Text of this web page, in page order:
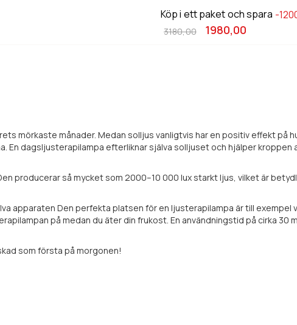
Köp i ett paket och spara -
1980,00
3180,00
mörkaste månader. Medan solljus vanligtvis har en positiv effekt på
dagsljusterapilampa efterliknar själva solljuset och hjälper kroppen
producerar så mycket som 2000–10 000 lux starkt ljus, vilket är
apparaten Den perfekta platsen för en ljusterapilampa är till
på medan du äter din frukost. En användningstid på cirka 30
som första på morgonen!